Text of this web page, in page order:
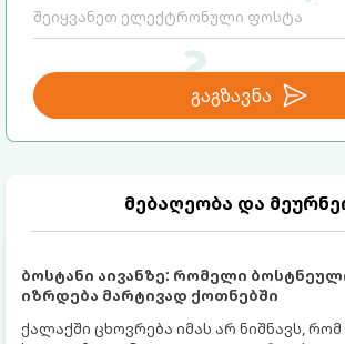
გაგზავნა
მებაღეობა და
ბოსტანი აივანზე: რომელი
იზრდება მარტივად ქოთნებში
ქალაქში ცხოვრება იმას არ ნიშნავს,